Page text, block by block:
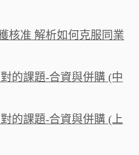
核准 解析如何克服同業
的課題-合資與併購 (中
的課題-合資與併購 (上